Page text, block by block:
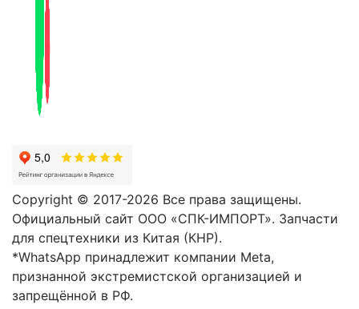
Copyright © 2017-2026 Все права защищены.
Официальный сайт ООО «СПК-ИМПОРТ». Запчасти
для спецтехники из Китая (КНР).
*WhatsApp принадлежит компании Meta,
признанной экстремистской организацией и
запрещённой в РФ.